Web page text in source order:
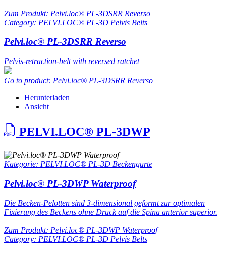
Zum Produkt: Pelvi.loc® PL-3DSRR Reverso
Category: PELVI.LOC® PL-3D Pelvis Belts
Pelvi.loc® PL-3DSRR Reverso
Pelvis-retraction-belt with reversed ratchet
Go to product: Pelvi.loc® PL-3DSRR Reverso
Herunterladen
Ansicht
PELVI.LOC® PL-3DWP
Kategorie: PELVI.LOC® PL-3D Beckengurte
Pelvi.loc® PL-3DWP Waterproof
Die Becken-Pelotten sind 3-dimensional geformt zur optimalen
Fixierung des Beckens ohne Druck auf die Spina anterior superior.
Zum Produkt: Pelvi.loc® PL-3DWP Waterproof
Category: PELVI.LOC® PL-3D Pelvis Belts